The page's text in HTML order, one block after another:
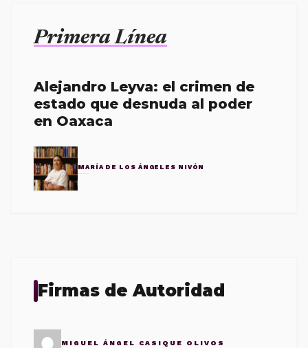
Primera Línea
Alejandro Leyva: el crimen de
estado que desnuda al poder
en Oaxaca
MARÍA DE LOS ÁNGELES NIVÓN
Firmas de Autoridad
MIGUEL ÁNGEL CASIQUE OLIVOS